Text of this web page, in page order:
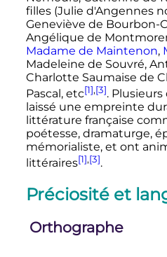
filles (Julie d'Angennes
Geneviève de Bourbon-
Angélique de
Madame de Maintenon,
Madeleine de Souvré,
Charlotte Saumaise de
Pascal, etc[1],[3].
laissé une empreinte
littérature française
poétesse, dramaturge,
mémorialiste, et ont
littéraires[1],[3].
Préciosité et
Orthographe